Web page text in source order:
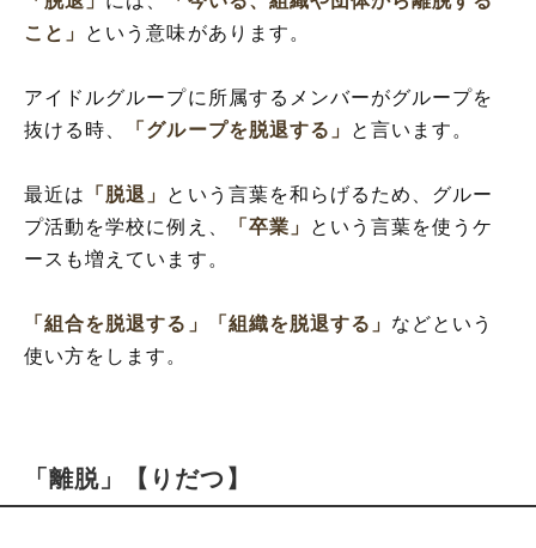
こと」
という意味があります。
アイドルグループに所属するメンバーがグループを
抜ける時、
「グループを脱退する」 と言います。
最近は 「脱退」 という言葉を和らげるため、グルー
プ活動を学校に例え、
「卒業」
という言葉を使うケ
ースも増えています。
「組合を脱退する」 「組織を脱退する」 などという
使い方をします。
「離脱」【りだつ】